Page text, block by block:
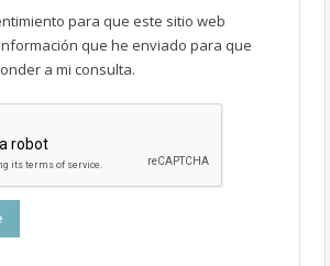
para que este sitio web
que he enviado para que
a mi consulta.